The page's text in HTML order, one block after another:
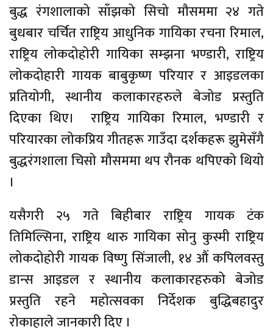
बुद्ध रंगशालाको साँझको सिचो मौसममा २४ गते
बुधबार चर्चित राष्ट्रिय आधुनिक गायिका रचना रिमाल,
राष्ट्रिय लोकदोहोरी गायिका सम्झना भण्डारी, राष्ट्रिय
लोकदोहारी गायक बाबुकृष्ण परियार र आइडलका
प्रतियोगी, स्थानीय कलाकारहरुले बेजोड प्रस्तुति
दिएका थिए। राष्ट्रिय गायिका रिमाल, भण्डारी र
परियारका लोकप्रिय गीतहरू गाउँदा दर्शकहरू झुमेसँगै
बुद्धरंगशाला चिसो मौसममा थप रौनक थपिएको थियो
।
यसैगरी २५ गते बिहीबार राष्ट्रिय गायक टंक
तिमिल्सिना, राष्ट्रिय थारु गायिका सोनु कुस्मी राष्ट्रिय
लोकदोहोरी गायक विष्णु सिंजाली, १४ औं कपिलवस्तु
डान्स आइडल र स्थानीय कलाकारहरुको बेजोड
प्रस्तुति रहने महोत्सवका निर्देशक बुद्धिबहादुर
रोकाहाले जानकारी दिए ।